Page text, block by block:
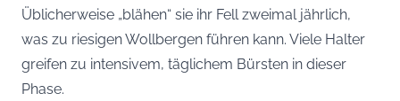
Üblicherweise „blähen“ sie ihr Fell zweimal jährlich,
was zu riesigen Wollbergen führen kann. Viele Halter
greifen zu intensivem, täglichem Bürsten in dieser
Phase.